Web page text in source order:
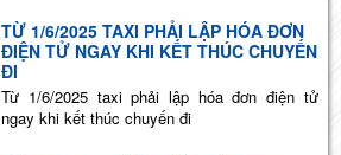
TỪ 1/6/2025 TAXI PHẢI LẬP HÓA ĐƠN
ĐIỆN TỬ NGAY KHI KẾT THÚC CHUYẾN
ĐI
Từ 1/6/2025 taxi phải lập hóa đơn điện tử
ngay khi kết thúc chuyến đi